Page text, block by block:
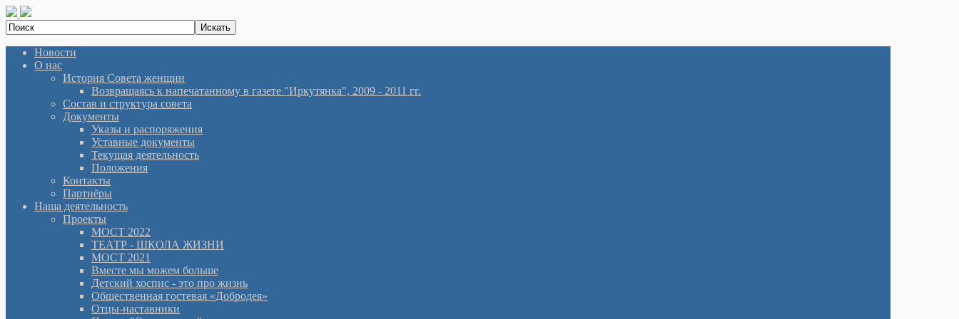
Новости
О нас
История Cовета женщин
Возвращаясь к напечатанному в газете "Иркутянка", 2009 - 2011 гг.
Состав и структура совета
Документы
Указы и распоряжения
Уставные документы
Текущая деятельность
Положения
Контакты
Партнёры
Наша деятельность
Проекты
МОСТ 2022
ТЕАТР - ШКОЛА ЖИЗНИ
МОСТ 2021
Вместе мы можем больше
Детский хоспис - это про жизнь
Общественная гостевая «Добродея»
Отцы-наставники